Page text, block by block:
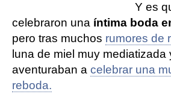
Y es
celebraron una íntima boda
pero tras muchos rumores de
luna de miel muy
aventuraban a celebrar una
reboda.